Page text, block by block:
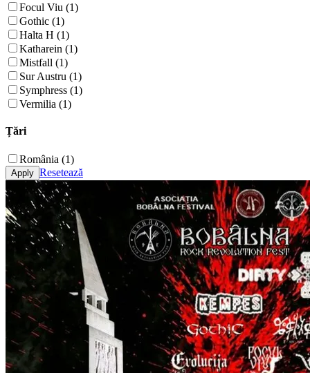
Focul Viu (1)
Gothic (1)
Halta H (1)
Katharein (1)
Mistfall (1)
Sur Austru (1)
Symphress (1)
Vermilia (1)
Țări
România (1)
Resetează